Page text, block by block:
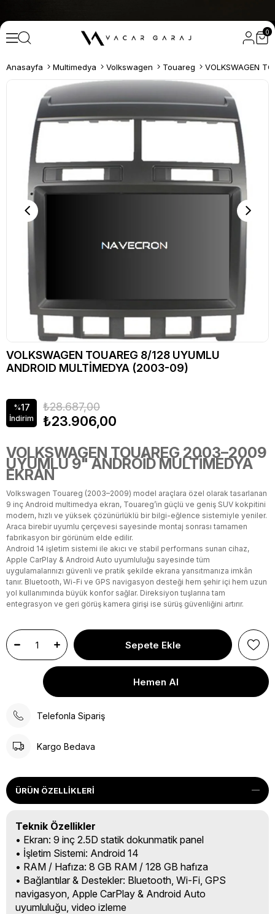
0
Anasayfa Multimedya Volkswagen Touareg
VOLKSWAGEN TOUAREG 8/128 UYUMLU
ANDROID MULTİMEDYA (2003-09)
%17
İndirim
₺28.687,00
₺23.906,00
VOLKSWAGEN TOUAREG 2003–2009
UYUMLU 9" ANDROİD MULTİMEDYA
EKRAN
Volkswagen Touareg (2003–2009) model araçlara özel olarak tasarlanan
9 inç Android multimedya ekran, Touareg’in güçlü ve geniş SUV kokpitini
modern, hızlı ve yüksek çözünürlüklü bir bilgi-eğlence sistemiyle yeniler.
Araca birebir uyumlu çerçevesi sayesinde montaj sonrası tamamen
fabrikasyon bir görünüm elde edilir.
Android 14 işletim sistemi ile akıcı ve stabil performans sunan cihaz,
Apple CarPlay & Android Auto uyumluluğu sayesinde tüm
uygulamalarınızı güvenli ve pratik şekilde ekrana yansıtmanıza imkân
tanır. Bluetooth, Wi-Fi ve GPS navigasyon desteği hem şehir içi hem uzun
yol kullanımında büyük konfor sağlar. Direksiyon tuşlarına tam
entegrasyon ve geri görüş kamera girişi ise sürüş güvenliğini artırır.
Telefonla Sipariş
Kargo Bedava
ÜRÜN ÖZELLIKLERI
Teknik Özellikler
• Ekran: 9 inç 2.5D statik dokunmatik panel
• İşletim Sistemi: Android 14
• RAM / Hafıza: 8 GB RAM / 128 GB hafıza
• Bağlantılar & Destekler: Bluetooth, Wi-Fi, GPS
navigasyon, Apple CarPlay & Android Auto
uyumluluğu, video izleme